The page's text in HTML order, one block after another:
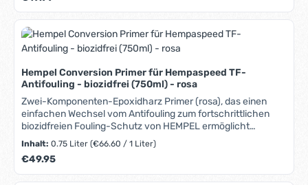
Schooner.
Hempel Conversion Primer für Hempaspeed TF-
Antifouling - biozidfrei (750ml) - rosa
Zwei-Komponenten-Epoxidharz Primer (rosa), das einen
einfachen Wechsel vom Antifouling zum fortschrittlichen
biozidfreien Fouling-Schutz von HEMPEL ermöglicht
Einfache Anwendung. Kann auf bereits angewendetes
Antifouling aufgetragen werden, wenn es noch in gutem
Zustand ist - auch VC17. Für die Verwendung als
Haftvermittler über Antifouling für eine sichere Adhäsion auf
Inhalt:0.75 Liter(€66.60 / 1 Liter)
Regulärer Preis:
€49.95